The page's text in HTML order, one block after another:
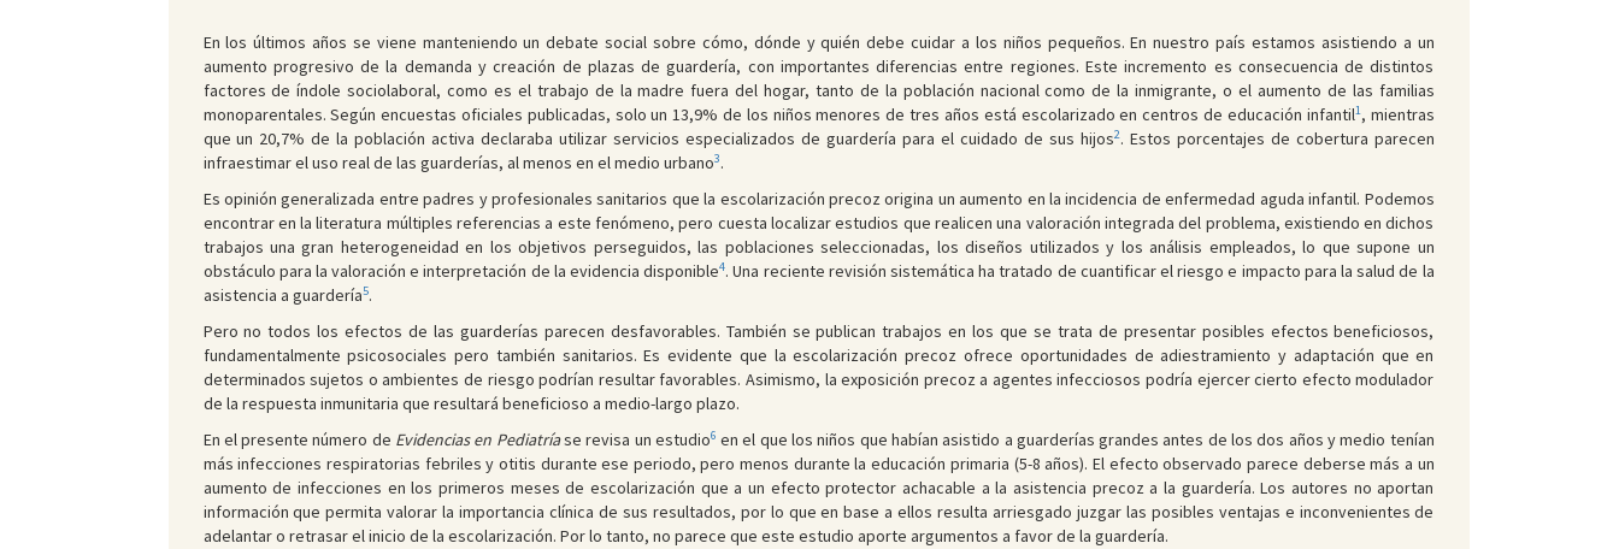
En los últimos años se viene manteniendo un debate social sobre cómo, dónde y quién debe cuidar a los niños pequeños. En nuestro país estamos asistiendo a un
aumento progresivo de la demanda y creación de plazas de guardería, con importantes diferencias entre regiones. Este incremento es consecuencia de distintos
factores de índole sociolaboral, como es el trabajo de la madre fuera del hogar, tanto de la población nacional como de la inmigrante, o el aumento de las familias
monoparentales. Según encuestas oficiales publicadas, solo un 13,9% de los niños menores de tres años está escolarizado en centros de educación infantil1, mientras
que un 20,7% de la población activa declaraba utilizar servicios especializados de guardería para el cuidado de sus hijos2. Estos porcentajes de cobertura parecen
infraestimar el uso real de las guarderías, al menos en el medio urbano3.
Es opinión generalizada entre padres y profesionales sanitarios que la escolarización precoz origina un aumento en la incidencia de enfermedad aguda infantil. Podemos
encontrar en la literatura múltiples referencias a este fenómeno, pero cuesta localizar estudios que realicen una valoración integrada del problema, existiendo en dichos
trabajos una gran heterogeneidad en los objetivos perseguidos, las poblaciones seleccionadas, los diseños utilizados y los análisis empleados, lo que supone un
obstáculo para la valoración e interpretación de la evidencia disponible4. Una reciente revisión sistemática ha tratado de cuantificar el riesgo e impacto para la salud de la
asistencia a guardería5.
Pero no todos los efectos de las guarderías parecen desfavorables. También se publican trabajos en los que se trata de presentar posibles efectos beneficiosos,
fundamentalmente psicosociales pero también sanitarios. Es evidente que la escolarización precoz ofrece oportunidades de adiestramiento y adaptación que en
determinados sujetos o ambientes de riesgo podrían resultar favorables. Asimismo, la exposición precoz a agentes infecciosos podría ejercer cierto efecto modulador
de la respuesta inmunitaria que resultará beneficioso a medio-largo plazo.
En el presente número de Evidencias en Pediatríase revisa un estudio6 en el que los niños que habían asistido a guarderías grandes antes de los dos años y medio tenían
más infecciones respiratorias febriles y otitis durante ese periodo, pero menos durante la educación primaria (5-8 años). El efecto observado parece deberse más a un
aumento de infecciones en los primeros meses de escolarización que a un efecto protector achacable a la asistencia precoz a la guardería. Los autores no aportan
información que permita valorar la importancia clínica de sus resultados, por lo que en base a ellos resulta arriesgado juzgar las posibles ventajas e inconvenientes de
adelantar o retrasar el inicio de la escolarización. Por lo tanto, no parece que este estudio aporte argumentos a favor de la guardería.